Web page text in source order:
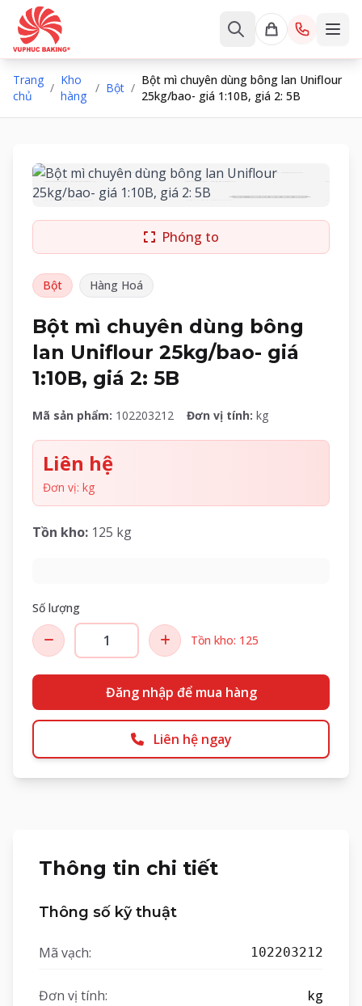
Trang
chủ
/
Kho
hàng
/ Bột /
Bột mì chuyên dùng bông lan Uniflour
25kg/bao- giá 1:10B, giá 2: 5B
Phóng to
Bột Hàng Hoá
Bột mì chuyên dùng bông
lan Uniflour 25kg/bao- giá
1:10B, giá 2: 5B
Mã sản phẩm: 102203212 Đơn vị tính: kg
Liên hệ
Đơn vị: kg
Tồn kho: 125 kg
Số lượng
Tồn kho: 125
Đăng nhập để mua hàng
Liên hệ ngay
Thông tin chi tiết
Thông số kỹ thuật
Mã vạch: 102203212
Đơn vị tính: kg